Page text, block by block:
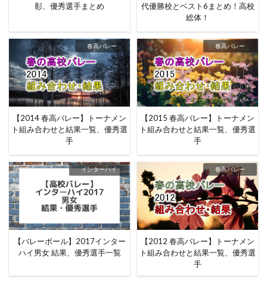
彰、優秀選手まとめ
代優勝校とベスト6まとめ！高校
総体！
春高バレー
【2014 春高バレー】トーナメン
ト組み合わせと結果一覧、優秀選
手
春高バレー
【2015 春高バレー】トーナメン
ト組み合わせと結果一覧、優秀選
手
インターハイ
【バレーボール】2017インター
ハイ男女 結果、優秀選手一覧
春高バレー
【2012 春高バレー】トーナメン
ト組み合わせと結果一覧、優秀選
手